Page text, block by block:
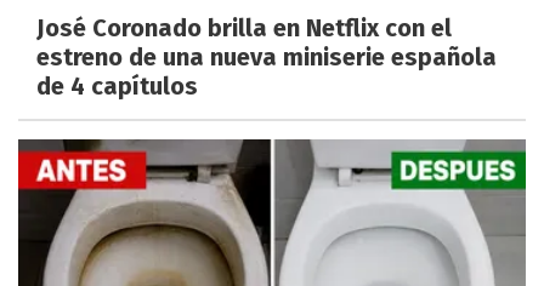
José Coronado brilla en Netflix con el
estreno de una nueva miniserie española
de 4 capítulos